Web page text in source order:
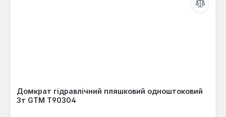
Домкрат гідравлічний пляшковий одноштоковий
3т GTM Т90304